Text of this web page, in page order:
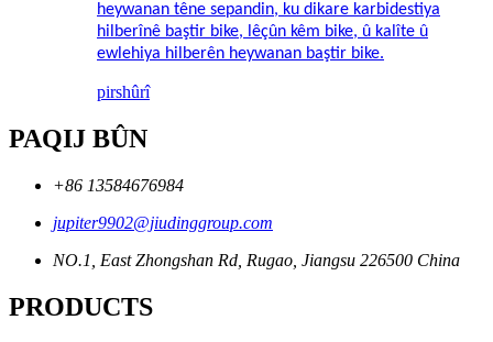
heywanan têne sepandin, ku dikare karbidestiya
hilberînê baştir bike, lêçûn kêm bike, û kalîte û
ewlehiya hilberên heywanan baştir bike.
pirshûrî
PAQIJ BÛN
+86 13584676984
jupiter9902@jiudinggroup.com
NO.1, East Zhongshan Rd, Rugao, Jiangsu 226500 China
PRODUCTS